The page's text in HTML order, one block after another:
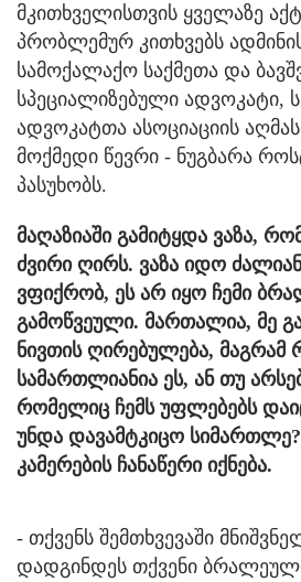
მკითხველისთვის ყველაზე
პრობლემურ კითხვებს
სამოქალაქო საქმეთა და
სპეციალიზებული ადვოკატი,
ადვოკატთა ასოციაციის
მოქმედი წევრი - ნუგბარა
პასუხობს.
მაღაზიაში გამიტყდა ვაზა,
ძვირი ღირს. ვაზა იდო
ვფიქრობ, ეს არ იყო ჩემი
გამოწვეული. მართალია, მე
ნივთის ღირებულება, მაგრამ
სამართლიანია ეს, ან თუ
რომელიც ჩემს უფლებებს
უნდა დავამტკიცო
კამერების ჩანაწერი იქნება.
- თქვენს შემთხვევაში
დადგინდეს თქვენი